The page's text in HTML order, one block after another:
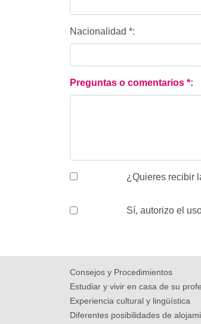
Nacionalidad *:
Preguntas o comentarios *:
¿Quieres recibir
Sí, autorizo el
Consejos y Procedimientos
Estudiar y vivir en casa de su
Experiencia cultural y lingüística
Diferentes posibilidades de